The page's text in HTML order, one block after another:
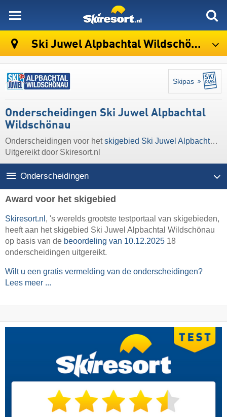
Ski Juwel Alpbachtal Wildschönau
Skipas
Onderscheidingen Ski Juwel Alpbachtal
Wildschönau
Onderscheidingen voor hetskigebied Ski Juwel Alpbachtal Wildschönau
Uitgereikt door Skiresort.nl
Onderscheidingen
Award voor het skigebied
Skiresort.nl , 's werelds grootste testportaal van skigebieden,
heeft aan het skigebied Ski Juwel Alpbachtal Wildschönau
op basis van de beoordeling van 10.12.2025 18
onderscheidingen uitgereikt.
Wilt u een gratis vermelding van de onderscheidingen?
Lees meer ...